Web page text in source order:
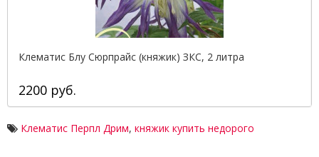
Клематис Блу Сюрпрайс (княжик) ЗКС, 2 литра
2200 руб.
Клематис Перпл Дрим, княжик купить недорого